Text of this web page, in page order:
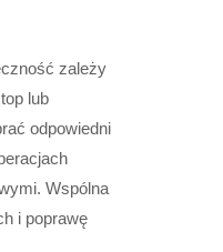
zależy
lub
odpowiedni
Wspólna
i poprawę